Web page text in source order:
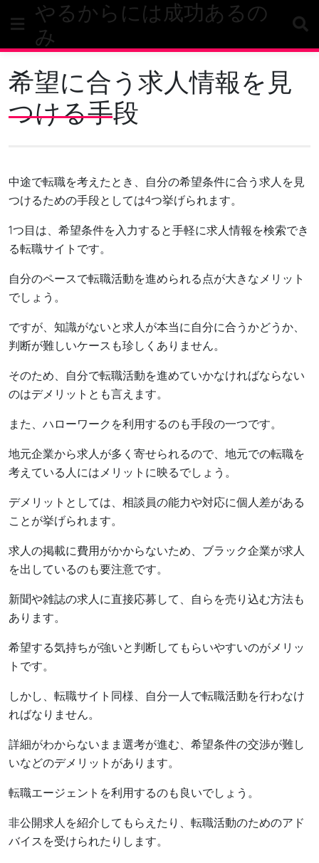
content
やるからには成功あるの
み
希望に合う求人情報を見
つける手段
中途で転職を考えたとき、自分の希望条件に合う求人を見
つけるための手段としては4つ挙げられます。
1つ目は、希望条件を入力すると手軽に求人情報を検索でき
る転職サイトです。
自分のペースで転職活動を進められる点が大きなメリット
でしょう。
ですが、知識がないと求人が本当に自分に合うかどうか、
判断が難しいケースも珍しくありません。
そのため、自分で転職活動を進めていかなければならない
のはデメリットとも言えます。
また、ハローワークを利用するのも手段の一つです。
地元企業から求人が多く寄せられるので、地元での転職を
考えている人にはメリットに映るでしょう。
デメリットとしては、相談員の能力や対応に個人差がある
ことが挙げられます。
求人の掲載に費用がかからないため、ブラック企業が求人
を出しているのも要注意です。
新聞や雑誌の求人に直接応募して、自らを売り込む方法も
あります。
希望する気持ちが強いと判断してもらいやすいのがメリッ
トです。
しかし、転職サイト同様、自分一人で転職活動を行わなけ
ればなりません。
詳細がわからないまま選考が進む、希望条件の交渉が難し
いなどのデメリットがあります。
転職エージェントを利用するのも良いでしょう。
非公開求人を紹介してもらえたり、転職活動のためのアド
バイスを受けられたりします。